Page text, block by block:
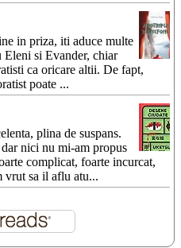
in priza, iti aduce multe
Eleni si Evander, chiar
ca oricare altii. De fapt,
poate ...
plina de suspans.
nici nu mi-am propus
complicat, foarte incurcat,
vrut sa il aflu atu...